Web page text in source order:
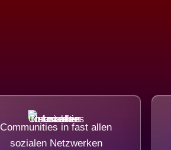
Communities in fast allen
sozialen Netzwerken